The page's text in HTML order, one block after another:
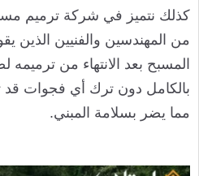
كذلك نتميز في شركة ترميم
من المهندسين والفنيين الذين
المسبح بعد الانتهاء من ترميمه
بالكامل دون ترك أي فجوات قد
مما يضر بسلامة المبني.